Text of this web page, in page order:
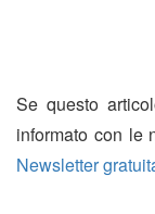
Se questo
informato con le
Newsletter